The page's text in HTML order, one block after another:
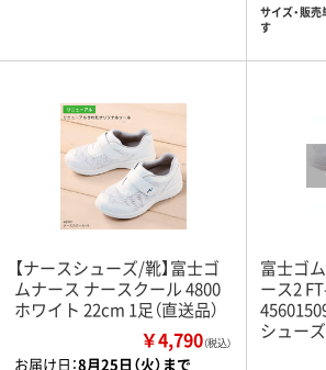
サイズ・販
す
【ナースシューズ/靴】富士ゴ
ムナース ナースクール 4800
ホワイト 22cm 1足（直送品）
￥4,790（税込）
お届け日：8月25日（火）まで
富士ゴ
ース2
シューズ